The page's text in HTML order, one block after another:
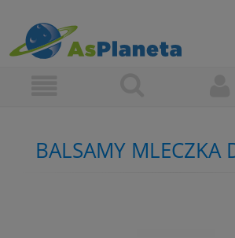
BALSAMY MLECZKA